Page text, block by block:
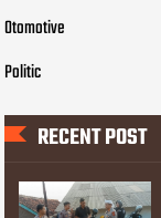
Otomotive
Politic
RECENT POST